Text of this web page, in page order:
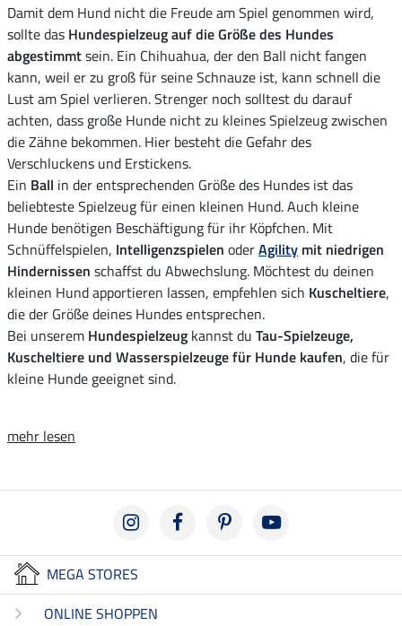
Damit dem Hund nicht die Freude am Spiel genommen wird,
sollte das Hundespielzeug auf die Größe des Hundes
abgestimmtsein. Ein Chihuahua, der den Ball nicht fangen
kann, weil er zu groß für seine Schnauze ist, kann schnell die
Lust am Spiel verlieren. Strenger noch solltest du darauf
achten, dass große Hunde nicht zu kleines Spielzeug zwischen
die Zähne bekommen. Hier besteht die Gefahr des
Verschluckens und Erstickens.
Ein Ball in der entsprechenden Größe des Hundes ist das
beliebteste Spielzeug für einen kleinen Hund. Auch kleine
Hunde benötigen Beschäftigung für ihr Köpfchen. Mit
Schnüffelspielen, Intelligenzspielen oderAgility mit niedrigen
Hindernissen schaffst du Abwechslung. Möchtest du deinen
kleinen Hund apportieren lassen, empfehlen sich Kuscheltiere,
die der Größe deines Hundes entsprechen.
Bei unserem Hundespielzeug kannst du Tau-Spielzeuge,
Kuscheltiere und Wasserspielzeuge für Hunde kaufen, die für
kleine Hunde geeignet sind.
mehr lesen
MEGA STORES
ONLINE SHOPPEN